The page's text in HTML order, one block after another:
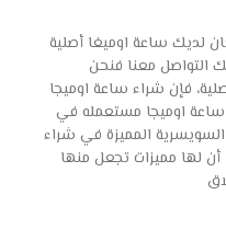
لديك ساعة اوميغا أصلية
التواصل معنا فنحن
فإن شراء ساعة اوميجا
اوميجا مستعمله في
المميزة في شراء
أن لها مميزات تجعل منها